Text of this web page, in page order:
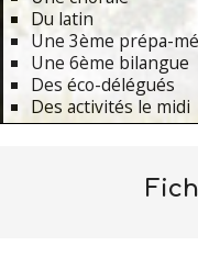
Du latin
Une 3ème prépa-
Une 6ème bilangue
Des éco-délégués
Des activités le midi